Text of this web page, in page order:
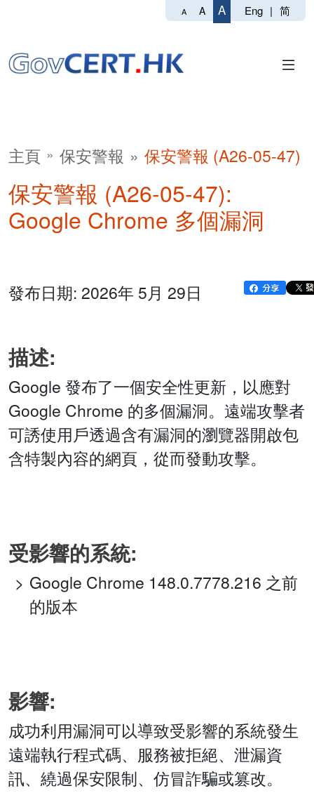
A A A Eng | 简
主頁 保安警報 保安警報 (A26-05-47)
保安警報 (A26-05-47):
Google Chrome 多個漏洞
發布日期: 2026年 5月 29日
描述:
Google 發布了一個安全性更新，以應對
Google Chrome 的多個漏洞。遠端攻擊者
可誘使用戶透過含有漏洞的瀏覽器開啟包
含特製內容的網頁，從而發動攻擊。
受影響的系統:
Google Chrome 148.0.7778.216 之前
的版本
影響:
成功利用漏洞可以導致受影響的系統發生
遠端執行程式碼、服務被拒絕、泄漏資
訊、繞過保安限制、仿冒詐騙或篡改。